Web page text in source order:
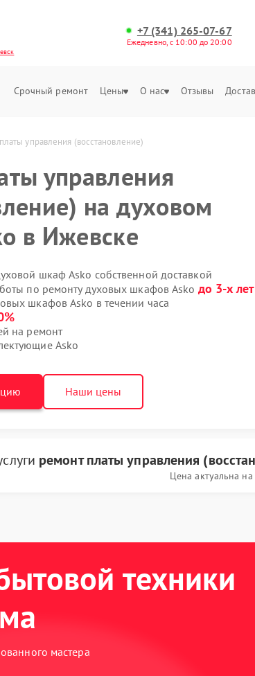
+7 (341) 265-07-67
Ежедневно, с 10:00 до 20:00
Срочный ремонт Цены О нас Отзывы
управления (восстановление)
управления
на духовом
в Ижевске
шкаф Asko собственной доставкой
по ремонту духовых шкафов Asko до 3-х лет
шкафов Asko в течении часа
на ремонт
Asko
Наши цены
ремонт платы управления
Цена актуальна
техники
мастера